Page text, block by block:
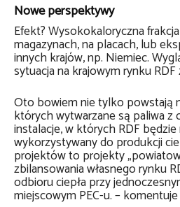
Nowe perspektywy
Efekt? Wysokokaloryczna
magazynach, na placach, lub
innych krajów, np. Niemiec.
sytuacja na krajowym rynku RDF
Oto bowiem nie tylko powstają
których wytwarzane są paliwa z
instalacje, w których RDF
wykorzystywany do produkcji
projektów to projekty
zbilansowania własnego rynku
odbioru ciepła przy
miejscowym PEC-u. –